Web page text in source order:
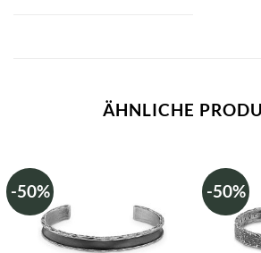
ÄHNLICHE
-50% -50%